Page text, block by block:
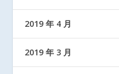
2019 年 4 月
2019 年 3 月